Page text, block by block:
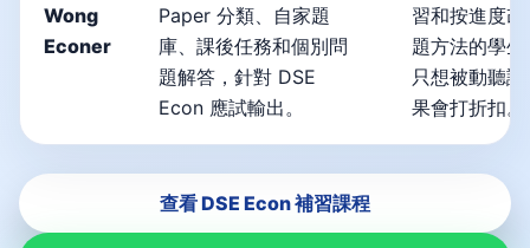
Wong
Econer
Paper 分類、自家題
庫、課後任務和個別問
題解答，針對 DSE
Econ 應試輸出。
習和按進度
題方法的學
只想被動聽
果會打折扣。
查看 DSE Econ 補習課程